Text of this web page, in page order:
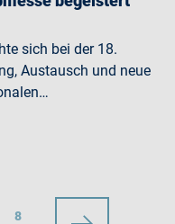
sich bei der 18.
Austausch und neue
8